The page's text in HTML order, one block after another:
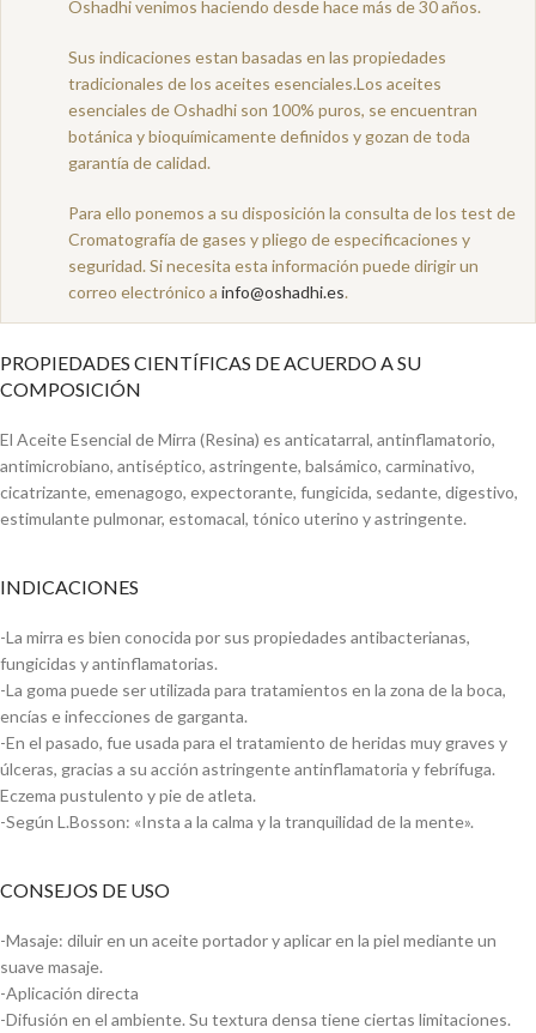
Oshadhi venimos haciendo desde hace más de 30 años.
Sus indicaciones estan basadas en las propiedades
tradicionales de los aceites esenciales.Los aceites
esenciales de Oshadhi son 100% puros, se encuentran
botánica y bioquímicamente definidos y gozan de toda
garantía de calidad.
Para ello ponemos a su disposición la consulta de los test de
Cromatografía de gases y pliego de especificaciones y
seguridad. Si necesita esta información puede dirigir un
correo electrónico a info@oshadhi.es.
PROPIEDADES CIENTÍFICAS DE ACUERDO A SU
COMPOSICIÓN
El Aceite Esencial de Mirra (Resina) es anticatarral, antinflamatorio,
antimicrobiano, antiséptico, astringente, balsámico, carminativo,
cicatrizante, emenagogo, expectorante, fungicida, sedante, digestivo,
estimulante pulmonar, estomacal, tónico uterino y astringente.
INDICACIONES
-La mirra es bien conocida por sus propiedades antibacterianas,
fungicidas y antinflamatorias.
-La goma puede ser utilizada para tratamientos en la zona de la boca,
encías e infecciones de garganta.
-En el pasado, fue usada para el tratamiento de heridas muy graves y
úlceras, gracias a su acción astringente antinflamatoria y febrífuga.
Eczema pustulento y pie de atleta.
-Según L.Bosson: «Insta a la calma y la tranquilidad de la mente».
CONSEJOS DE USO
-Masaje: diluir en un aceite portador y aplicar en la piel mediante un
suave masaje.
-Aplicación directa
-Difusión en el ambiente. Su textura densa tiene ciertas limitaciones.